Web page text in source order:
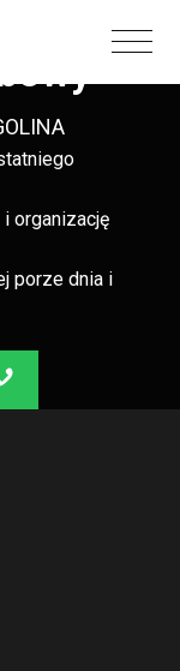
organizację
porze dnia i